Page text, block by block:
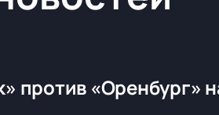
против «Оренбург»